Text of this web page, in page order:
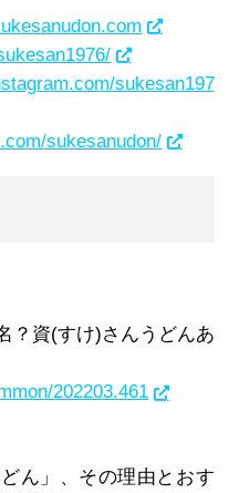
sukesan197
sukesanudon/
？資(すけ)さんうどんあ
202203.461
ん」、その理由とおす